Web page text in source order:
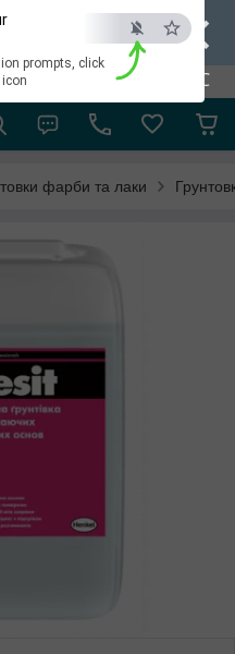
×
ESC
prompts, click
фарби та лаки